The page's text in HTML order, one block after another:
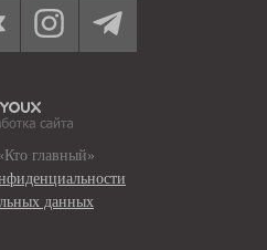
главный»
данных